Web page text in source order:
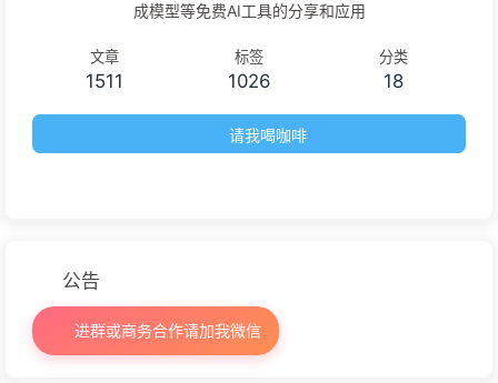
成模型等免费AI工具的分享和应用
文章
1511
标签
1026
分类
18
请我喝咖啡
公告
进群或商务合作请加我微信